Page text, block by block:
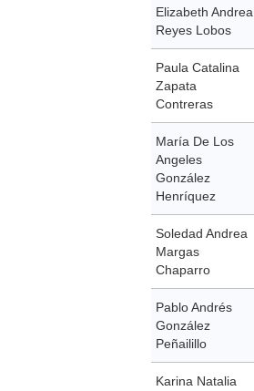
Elizabeth Andrea
Reyes Lobos
Paula Catalina
Zapata
Contreras
María De Los
Angeles
González
Henríquez
Soledad Andrea
Margas
Chaparro
Pablo Andrés
González
Peñailillo
Karina Natalia